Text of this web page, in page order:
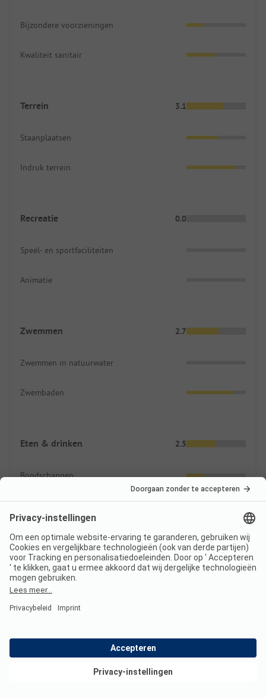
Bijzondere voorzieningen
Kwaliteit sanitair
Terrein 3.1
Staanplaatsen
Indruk terrein
Recreatie 0.0
Speel- en sportfaciliteiten
Animatie
Zwemmen 2.7
Zwemmen in natuurwater
Zwembaden
Eten & drinken 2.5
Boodschappen
Eetgelegenheid
Prijzen
ANWB Kampeerkaart CKE korting 2026
eventueel bijkomende persoonskosten. De ANWB
Kampeerkaart CKE is een betaald aanbod van ANWB B.V.
Bekijk deals